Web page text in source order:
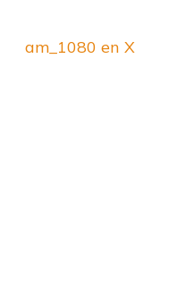
am_1080 en X